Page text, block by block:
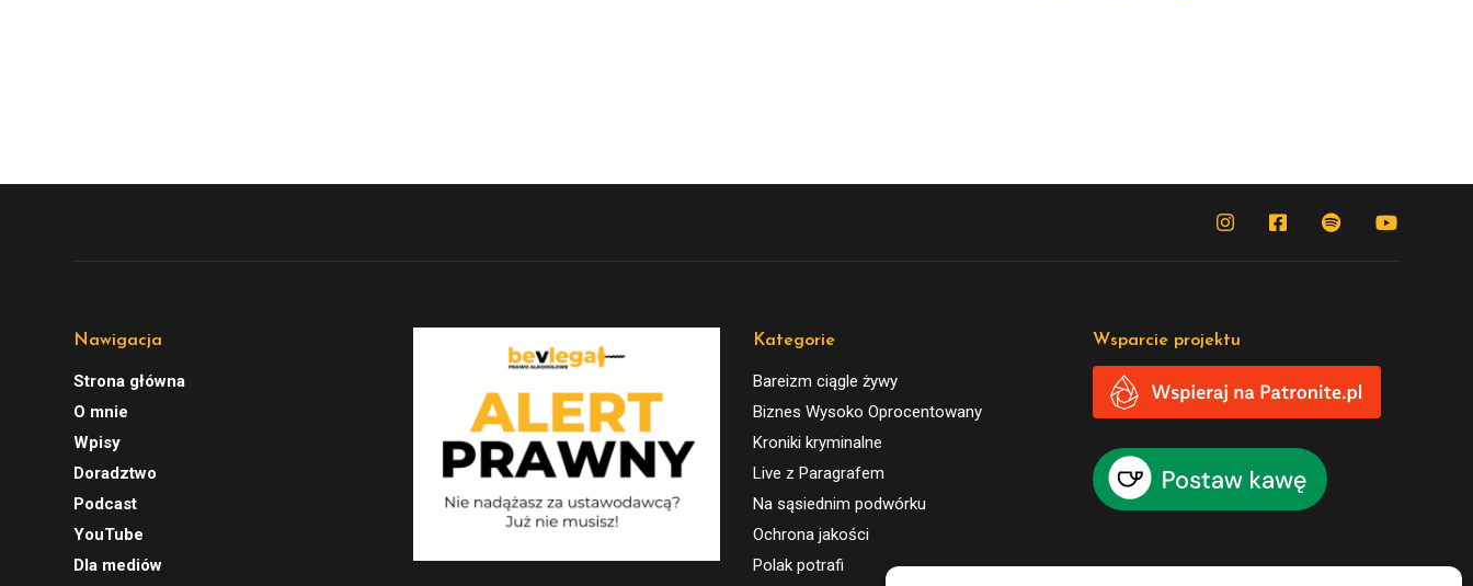
Nawigacja
Strona główna
O mnie
Wpisy
Doradztwo
Podcast
YouTube
Dla mediów
Kategorie
Bareizm ciągle żywy
Biznes Wysoko Oprocentowany
Kroniki kryminalne
Live z Paragrafem
Na sąsiednim podwórku
Ochrona jakości
Polak potrafi
Wsparcie projektu